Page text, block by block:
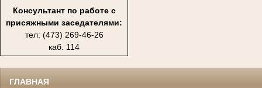
Консультант по работе с
присяжными заседателями:
тел: (473) 269-46-26
каб. 114
ГЛАВНАЯ